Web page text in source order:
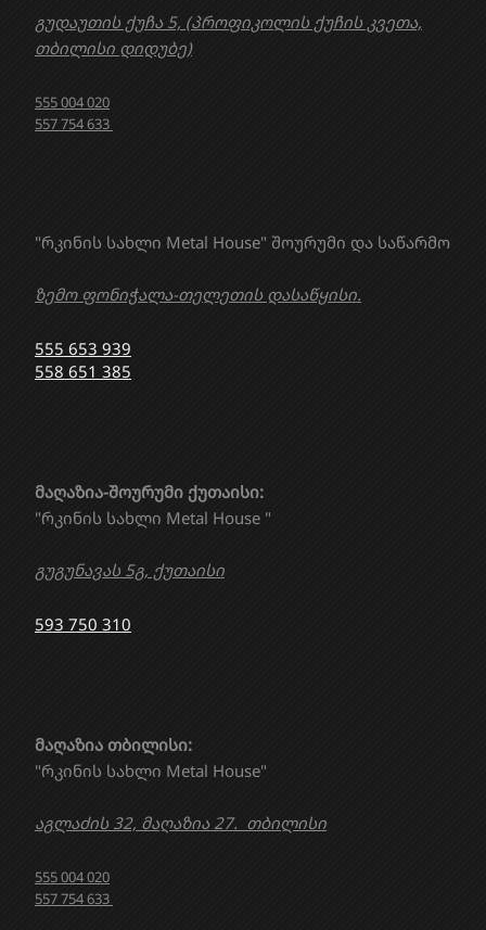
"რკინის სახლი Metal House" შოურუმი და საწარმო
ზემო ფონიჭალა-თელეთის დასაწყისი.
555 653 939
558 651 385
მაღაზია თბილისი:
"რკინის სახლი Metal House"
აგლაძის 32, მაღაზია 27. თბილისი
555 004 020
557 754 633
მაღაზია-შოურუმი ქუთაისი:
"რკინის სახლი Metal House "
გუგუნავას 5გ, ქუთაისი
593 750 310
გუდაუთის ქუჩა 5, (პროფიკოლის ქუჩის კვეთა,
თბილისი დიდუბე)
555 004 020
557 754 633